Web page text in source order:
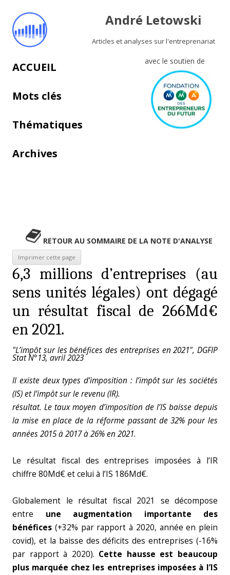
André Letowski
Articles et analyses sur l'entreprenariat
avec le soutien de
Aller au contenu principal
ACCUEIL
Mots clés
Thématiques
Archives
RETOUR AU SOMMAIRE DE LA NOTE D'ANALYSE
6,3 millions d’entreprises (au
sens unités légales) ont dégagé
un résultat fiscal de 266Md€
en 2021.
"L’impôt sur les bénéfices des entreprises en 2021", DGFIP
Stat N°13, avril 2023
Il existe deux types d’imposition : l’impôt sur les sociétés
(IS) et l’impôt sur le revenu (IR).
résultat. Le taux moyen d’imposition de l’IS baisse depuis
la mise en place de la réforme passant de 32% pour les
années 2015 à 2017 à 26% en 2021.
Le résultat fiscal des entreprises imposées à l’IR
chiffre 80Md€ et celui à l’IS 186Md€.
Globalement le résultat fiscal 2021 se décompose
entre une augmentation importante des
bénéfices (+32% par rapport à 2020, année en plein
covid), et la baisse des déficits des entreprises (-16%
par rapport à 2020). Cette hausse est beaucoup
plus marquée chez les entreprises imposées à l’IS